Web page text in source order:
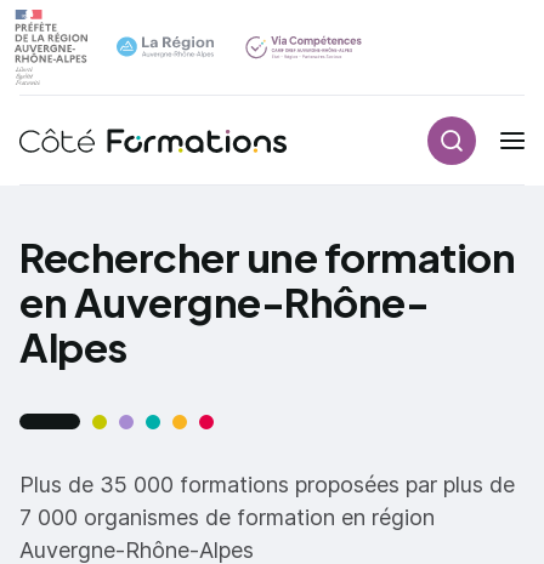
Navigation principale
Rechercher une formation
en Auvergne-Rhône-
Alpes
Plus de 35 000 formations proposées par plus de
7 000 organismes de formation en région
Auvergne-Rhône-Alpes